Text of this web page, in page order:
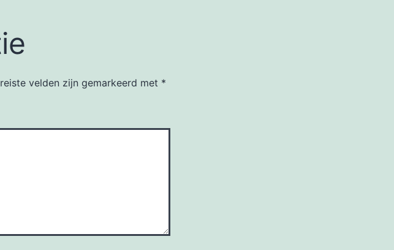
velden zijn gemarkeerd met *